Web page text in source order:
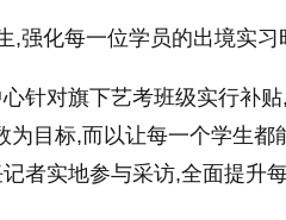
,强化每一位学员的出境实
针对旗下艺考班级实行补
为目标,而以让每一个学生
者实地参与采访,全面提升